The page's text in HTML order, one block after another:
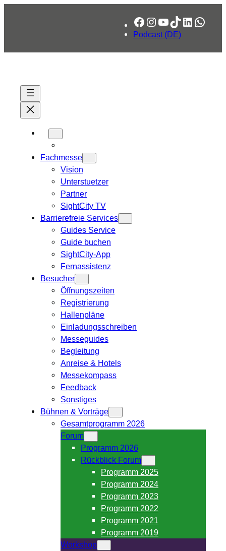
Facebook
Instagram
YouTube
TikTok
LinkedIn
Podcast (DE)
Fachmesse
Vision
Unterstuetzer
Partner
SightCity TV
Barrierefreie Services
Guides Service
Guide buchen
SightCity-App
Fernassistenz
Besucher
Öffnungszeiten
Registrierung
Hallenpläne
Einladungsschreiben
Messeguides
Begleitung
Anreise & Hotels
Messekompass
Feedback
Sonstiges
Bühnen & Vorträge
Gesamtprogramm 2026
Forum
Programm 2026
Rückblick Forum
Programm 2025
Programm 2024
Programm 2023
Programm 2022
Programm 2021
Programm 2019
Workshop